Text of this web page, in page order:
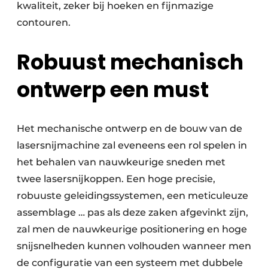
kwaliteit, zeker bij hoeken en fijnmazige
contouren.
Robuust mechanisch
ontwerp een must
Het mechanische ontwerp en de bouw van de
lasersnijmachine zal eveneens een rol spelen in
het behalen van nauwkeurige sneden met
twee lasersnijkoppen. Een hoge precisie,
robuuste geleidingssystemen, een meticuleuze
assemblage … pas als deze zaken afgevinkt zijn,
zal men de nauwkeurige positionering en hoge
snijsnelheden kunnen volhouden wanneer men
de configuratie van een systeem met dubbele